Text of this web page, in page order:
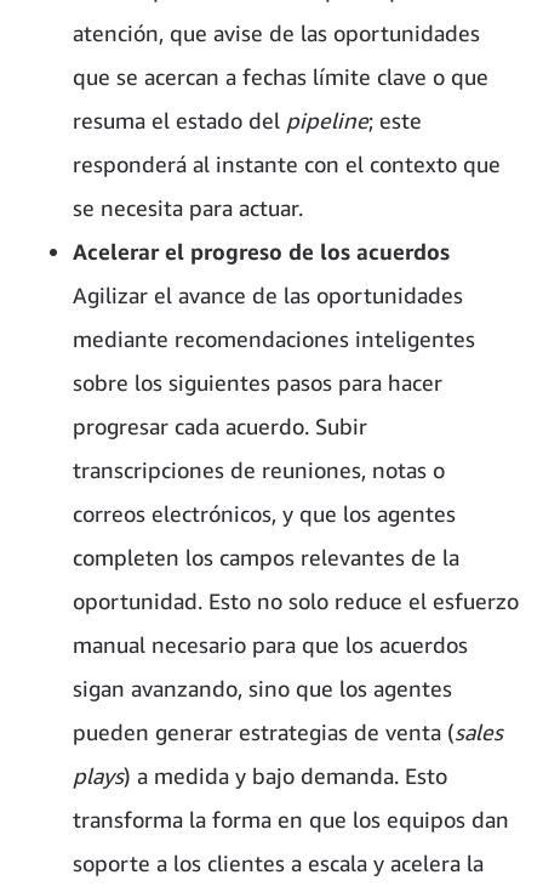
atención, que avise de las oportunidades
que se acercan a fechas límite clave o que
resuma el estado del pipeline; este
responderá al instante con el contexto que
se necesita para actuar.
Acelerar el progreso de los acuerdos
Agilizar el avance de las oportunidades
mediante recomendaciones inteligentes
sobre los siguientes pasos para hacer
progresar cada acuerdo. Subir
transcripciones de reuniones, notas o
correos electrónicos, y que los agentes
completen los campos relevantes de la
oportunidad. Esto no solo reduce el esfuerzo
manual necesario para que los acuerdos
sigan avanzando, sino que los agentes
pueden generar estrategias de venta (sales
plays) a medida y bajo demanda. Esto
transforma la forma en que los equipos dan
soporte a los clientes a escala y acelera la